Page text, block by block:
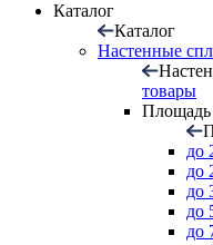
Каталог
Каталог
Настенные
товары
до
до
до
до
до